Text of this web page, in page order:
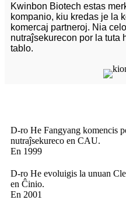
Kwinbon Biotech estas
kompanio, kiu kredas je la
komercaj partneroj. Nia
nutraĵsekurecon por la tuta
tablo.
D-ro He Fangyang komencis
nutraĵsekureco en CAU.
En 1999
D-ro He evoluigis la unuan
en Ĉinio.
En 2001